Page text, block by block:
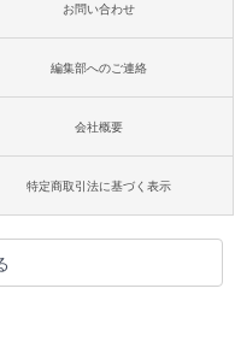
お問い合わせ
編集部へのご連絡
会社概要
特定商取引法に基づく表示